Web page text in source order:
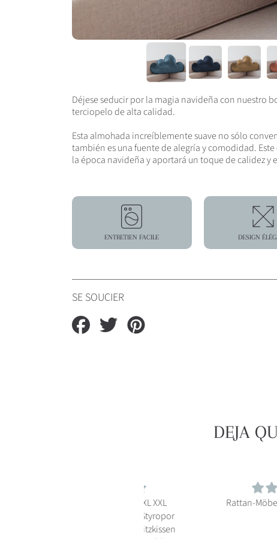
Déjese seducir por la magia navideña con nuestro
terciopelo de alta calidad.
Esta almohada increíblemente suave no sólo
también es una fuente de alegría y comodidad.
la época navideña y aportará un toque de calidez y
ENTRETIEN FACILE DESIGN
SE SOUCIER
Compartir
en
Compartir
en
DEJA
Rattan-Möbelkissen mit